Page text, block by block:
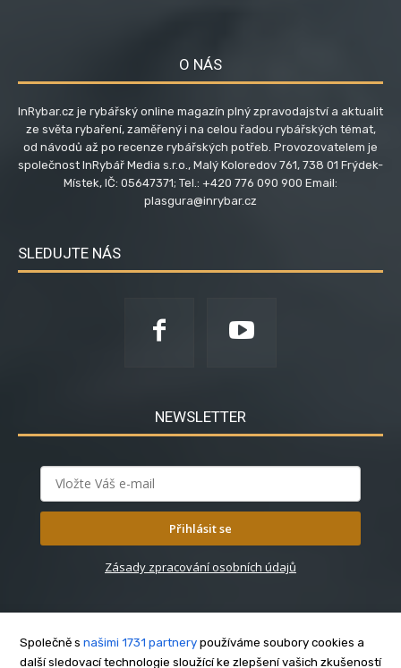
O NÁS
InRybar.cz je rybářský online magazín plný zpravodajství a aktualit
ze světa rybaření, zaměřený i na celou řadou rybářských témat,
od návodů až po recenze rybářských potřeb. Provozovatelem je
společnost InRybář Media s.r.o., Malý Koloredov 761, 738 01 Frýdek-
Místek, IČ: 05647371; Tel.: +420 776 090 900 Email:
plasgura@inrybar.cz
SLEDUJTE NÁS
NEWSLETTER
Přihlásit se
Zásady zpracování osobních údajů
Společně s našimi 1731 partnery používáme soubory cookies a
další sledovací technologie sloužící ke zlepšení vašich zkušeností